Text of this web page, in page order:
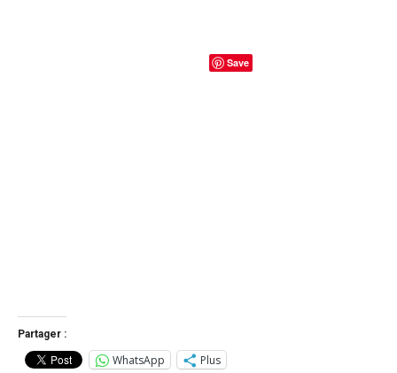
Partager :
WhatsApp Plus
Save